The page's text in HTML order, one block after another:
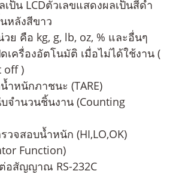
ป็น LCDตัวเลขแสดงผลเป็นสีดำ
หลังสีขาว
ย คือ kg, g, lb, oz, % และอื่นๆ
เครื่องอัตโนมัติ เมื่อไม่ได้ใช้งาน (
off )
ำหนักภาชนะ (TARE)
จำนวนชิ้นงาน (Counting
วจสอบน้ำหนัก (HI,LO,OK)
Function)
อสัญญาณ RS-232C